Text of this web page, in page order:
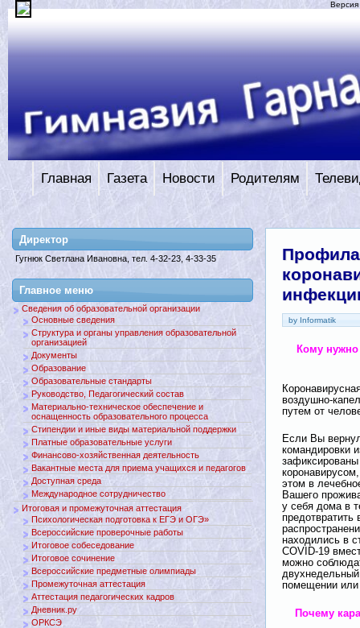
Версия
Главная Газета Новости Родителям
by Informatik
Кому
воздушно-
путем от
Если Вы
командировки
этом в
Вашего
у себя дома в
находились в
COVID-19
можно
помещении или
Почему
Директор
Гугнюк Светлана Ивановна, тел. 4-32-23, 4-33-35
Главное меню
Сведения об образовательной организации
Основные сведения
Структура и органы управления образовательной
организацией
Документы
Образование
Образовательные стандарты
Руководство, Педагогический состав
Материально-техническое обеспечение и
оснащенность образовательного процесса
Стипендии и иные виды материальной поддержки
Платные образовательные услуги
Финансово-хозяйственная деятельность
Вакантные места для приема учащихся и педагогов
Доступная среда
Международное сотрудничество
Итоговая и промежуточная аттестация
Психологическая подготовка к ЕГЭ и ОГЭ»
Всероссийские проверочные работы
Итоговое собеседование
Итоговое сочинение
Всероссийские предметные олимпиады
Промежуточная аттестация
Аттестация педагогических кадров
Дневник.ру
ОРКСЭ